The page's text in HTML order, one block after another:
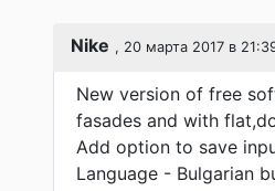
Nike , 20 марта 2017 в
New version of free
fasades and with
Add option to save
Language - Bulgarian